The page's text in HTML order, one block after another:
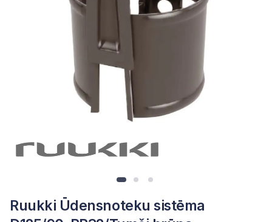
Ruukki Ūdensnoteku sistēma